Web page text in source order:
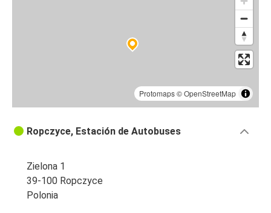
Protomaps©OpenStreetMap
Ropczyce, Estación de Autobuses
Zielona 1
39-100 Ropczyce
Polonia